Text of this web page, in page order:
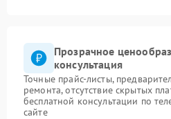
Прозрачное
консультация
Точные прайс-листы,
ремонта, отсутствие скрытых
бесплатной консультации по
сайте